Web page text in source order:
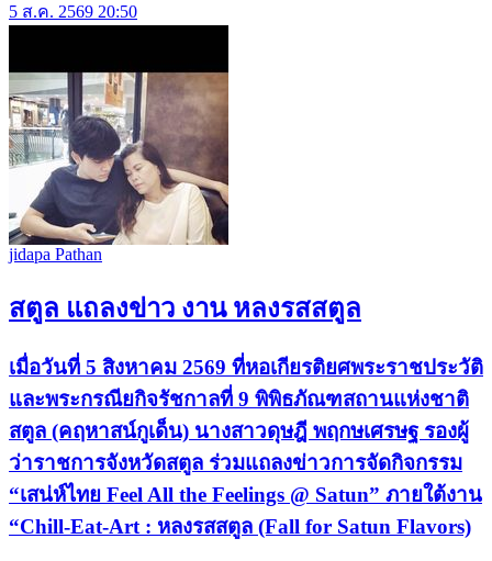
5 ส.ค. 2569 20:50
jidapa Pathan
สตูล แถลงข่าว งาน หลงรสสตูล
เมื่อวันที่ 5 สิงหาคม 2569 ที่หอเกียรติยศพระราชประวัติ
และพระกรณียกิจรัชกาลที่ 9 พิพิธภัณฑสถานแห่งชาติ
สตูล (คฤหาสน์กูเด็น) นางสาวดุษฎี พฤกษเศรษฐ รองผู้
ว่าราชการจังหวัดสตูล ร่วมแถลงข่าวการจัดกิจกรรม
“เสน่ห์ไทย Feel All the Feelings @ Satun” ภายใต้งาน
“Chill-Eat-Art : หลงรสสตูล (Fall for Satun Flavors)